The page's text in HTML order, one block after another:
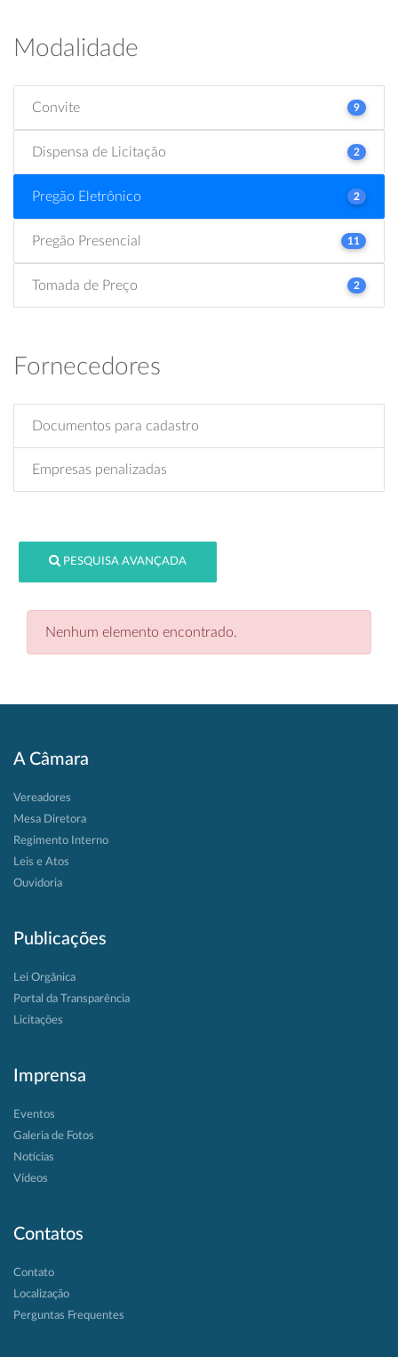
Modalidade
Convite 9
Dispensa de Licitação 2
Pregão Eletrônico 2
Pregão Presencial 11
Tomada de Preço 2
Fornecedores
Documentos para cadastro
Empresas penalizadas
PESQUISA AVANÇADA
Nenhum elemento encontrado.
A Câmara
Vereadores
Mesa Diretora
Regimento Interno
Leis e Atos
Ouvidoria
Publicações
Lei Orgânica
Portal da Transparência
Licitações
Imprensa
Eventos
Galeria de Fotos
Notícias
Vídeos
Contatos
Contato
Localização
Perguntas Frequentes